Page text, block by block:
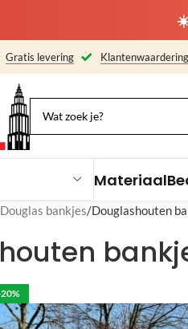
Gratis levering
Materiaal
Douglas bankjes Douglashouten